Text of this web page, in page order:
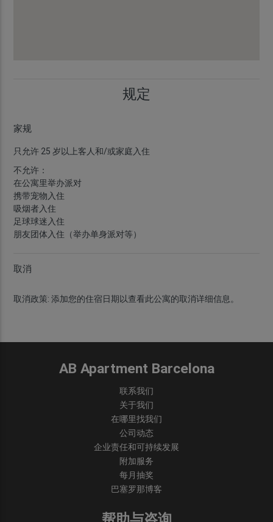
规定
家规
只允许 25 岁以上客人和/或家庭入住
不允许：
在公寓里举办派对
携带宠物入住
吸烟者入住
足球球迷入住
朋友团体入住（举办单身派对等）
取消
取消政策:添加您的住宿日期以查看此公寓的取消详细信息。
AB Apartment Barcelona
联系我们
关于我们
在哪里找我们
公司动态
企业责任和可持续发展
附加服务
每月抽奖
巴塞罗那博客